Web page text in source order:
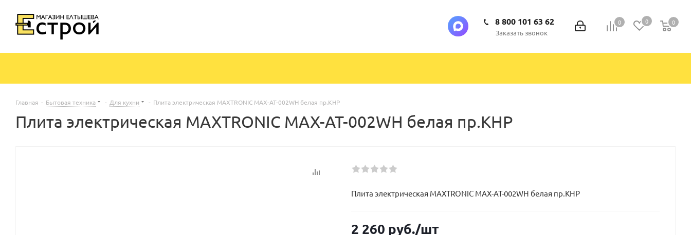
0 0 0
0
8 800 101 63 62
Заказать звонок
Главная - Бытовая техника - Для кухни - Плита электрическая MAXTRONIC MAX-AT-002WH белая пр.КНР
Плита электрическая MAXTRONIC MAX-AT-002WH белая пр.КНР
Плита электрическая MAXTRONIC MAX-AT-002WH белая пр.КНР
2 260 руб./шт